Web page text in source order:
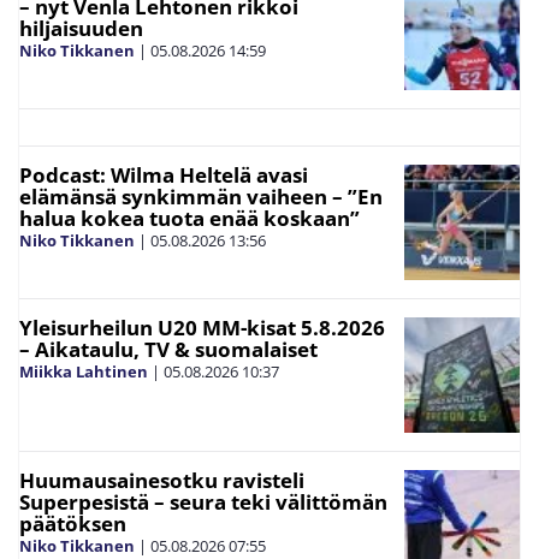
– nyt Venla Lehtonen rikkoi
hiljaisuuden
Niko Tikkanen | 05.08.2026 14:59
Podcast: Wilma Heltelä avasi
elämänsä synkimmän vaiheen – ”En
halua kokea tuota enää koskaan”
Niko Tikkanen | 05.08.2026 13:56
Yleisurheilun U20 MM-kisat 5.8.2026
– Aikataulu, TV & suomalaiset
Miikka Lahtinen | 05.08.2026 10:37
Huumausainesotku ravisteli
Superpesistä – seura teki välittömän
päätöksen
Niko Tikkanen | 05.08.202607:55